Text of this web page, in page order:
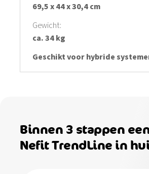
69,5 x 44 x 30,4 cm
Gewicht:
ca. 34 kg
Geschikt voor hybride
Binnen 3 stappen
Nefit TrendLine in